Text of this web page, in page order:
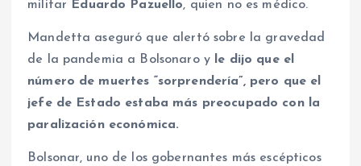
militar
Eduardo Pazuello, quien no es médico.
Mandetta aseguró que alertó sobre la gravedad
de la pandemia a Bolsonaro y
le dijo que el
número de muertes “sorprendería”, pero que el
jefe de Estado estaba más preocupado con la
paralización económica.
Bolsonar, uno de los gobernantes más escépticos